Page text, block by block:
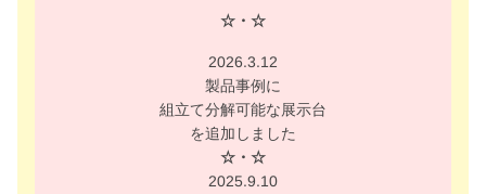
☆・☆
2026.3.12
製品事例に
組立て分解可能な展示台
を追加しました
☆・☆
2025.9.10